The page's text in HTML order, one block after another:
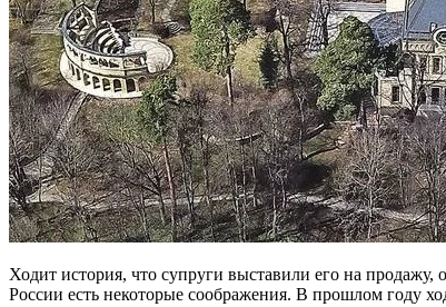
Ходит история, что супруги выставили его на
России есть некоторые соображения. В прошлом году